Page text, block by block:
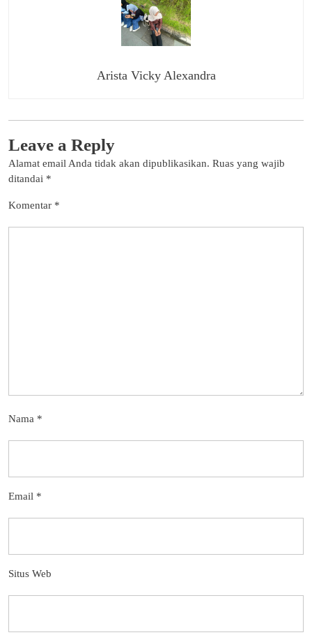
Arista Vicky Alexandra
Leave a Reply
Alamat email Anda tidak akan dipublikasikan. Ruas yang wajib
ditandai *
Komentar *
Nama *
Email *
Situs Web